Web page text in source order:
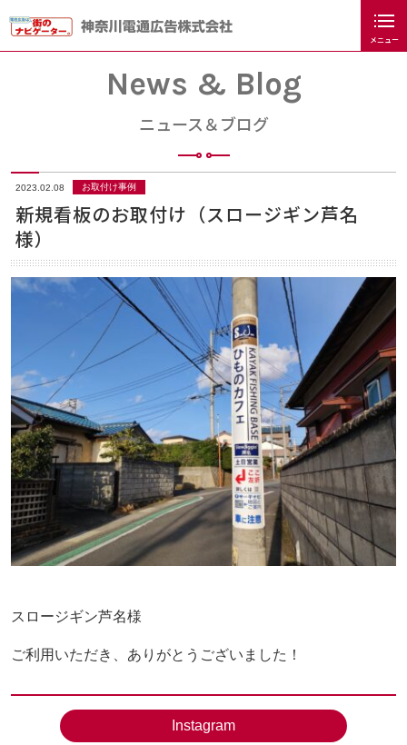
メニュー
閉じる
デザインサンプル
料金
FAQ
ニュース＆ブログ
お取付け事例
お知らせ
事例
お問い合わせ
045-324-0340
9：30～18：00
News & Blog
ニュース＆ブログ
2023.02.08 お取付け事例
新規看板のお取付け（スロージギン芦名
様）
スロージギン芦名様
ご利用いただき、ありがとうございました！
Instagram